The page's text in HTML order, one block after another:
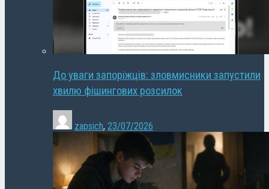
До уваги запоріжців: зловмисники запустили
хвилю фішингових розсилок
zapsich, 23/07/2026